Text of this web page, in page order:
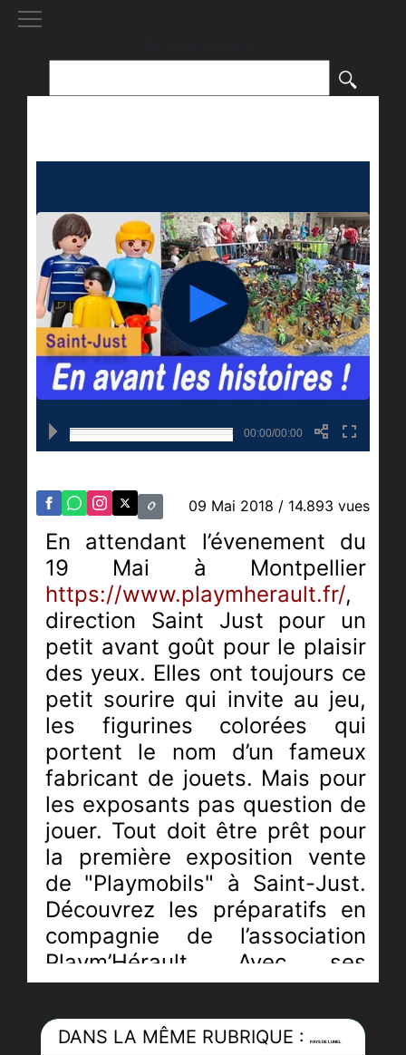
00:00/00:00
09 Mai 2018 / 14.893 vues
En attendant l’évenement du
19 Mai à Montpellier
https://www.playmherault.fr/,
direction Saint Just pour un
petit avant goût pour le plaisir
des yeux. Elles ont toujours ce
petit sourire qui invite au jeu,
les figurines colorées qui
portent le nom d’un fameux
fabricant de jouets. Mais pour
les exposants pas question de
jouer. Tout doit être prêt pour
la première exposition vente
de "Playmobils" à Saint-Just.
Découvrez les préparatifs en
compagnie de l’association
Playm’Hérault. Avec ses
dioramas, aux détails
impressionnants qui
participent à l’atmosphère
DANS LA MÊME RUBRIQUE :PAYS DE LUNEL